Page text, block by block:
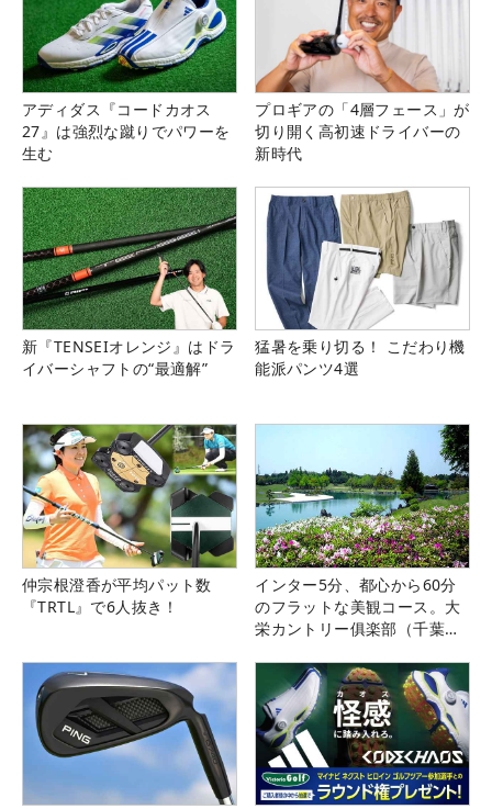
アディダス『コードカオス
27』は強烈な蹴りでパワーを
生む
プロギアの「4層フェース」が
切り開く高初速ドライバーの
新時代
新『TENSEIオレンジ』はドラ
イバーシャフトの“最適解”
猛暑を乗り切る！ こだわり機
能派パンツ4選
仲宗根澄香が平均パット数
『TRTL』で6人抜き！
インター5分、都心から60分
のフラットな美観コース。大
栄カントリー俱楽部（千葉